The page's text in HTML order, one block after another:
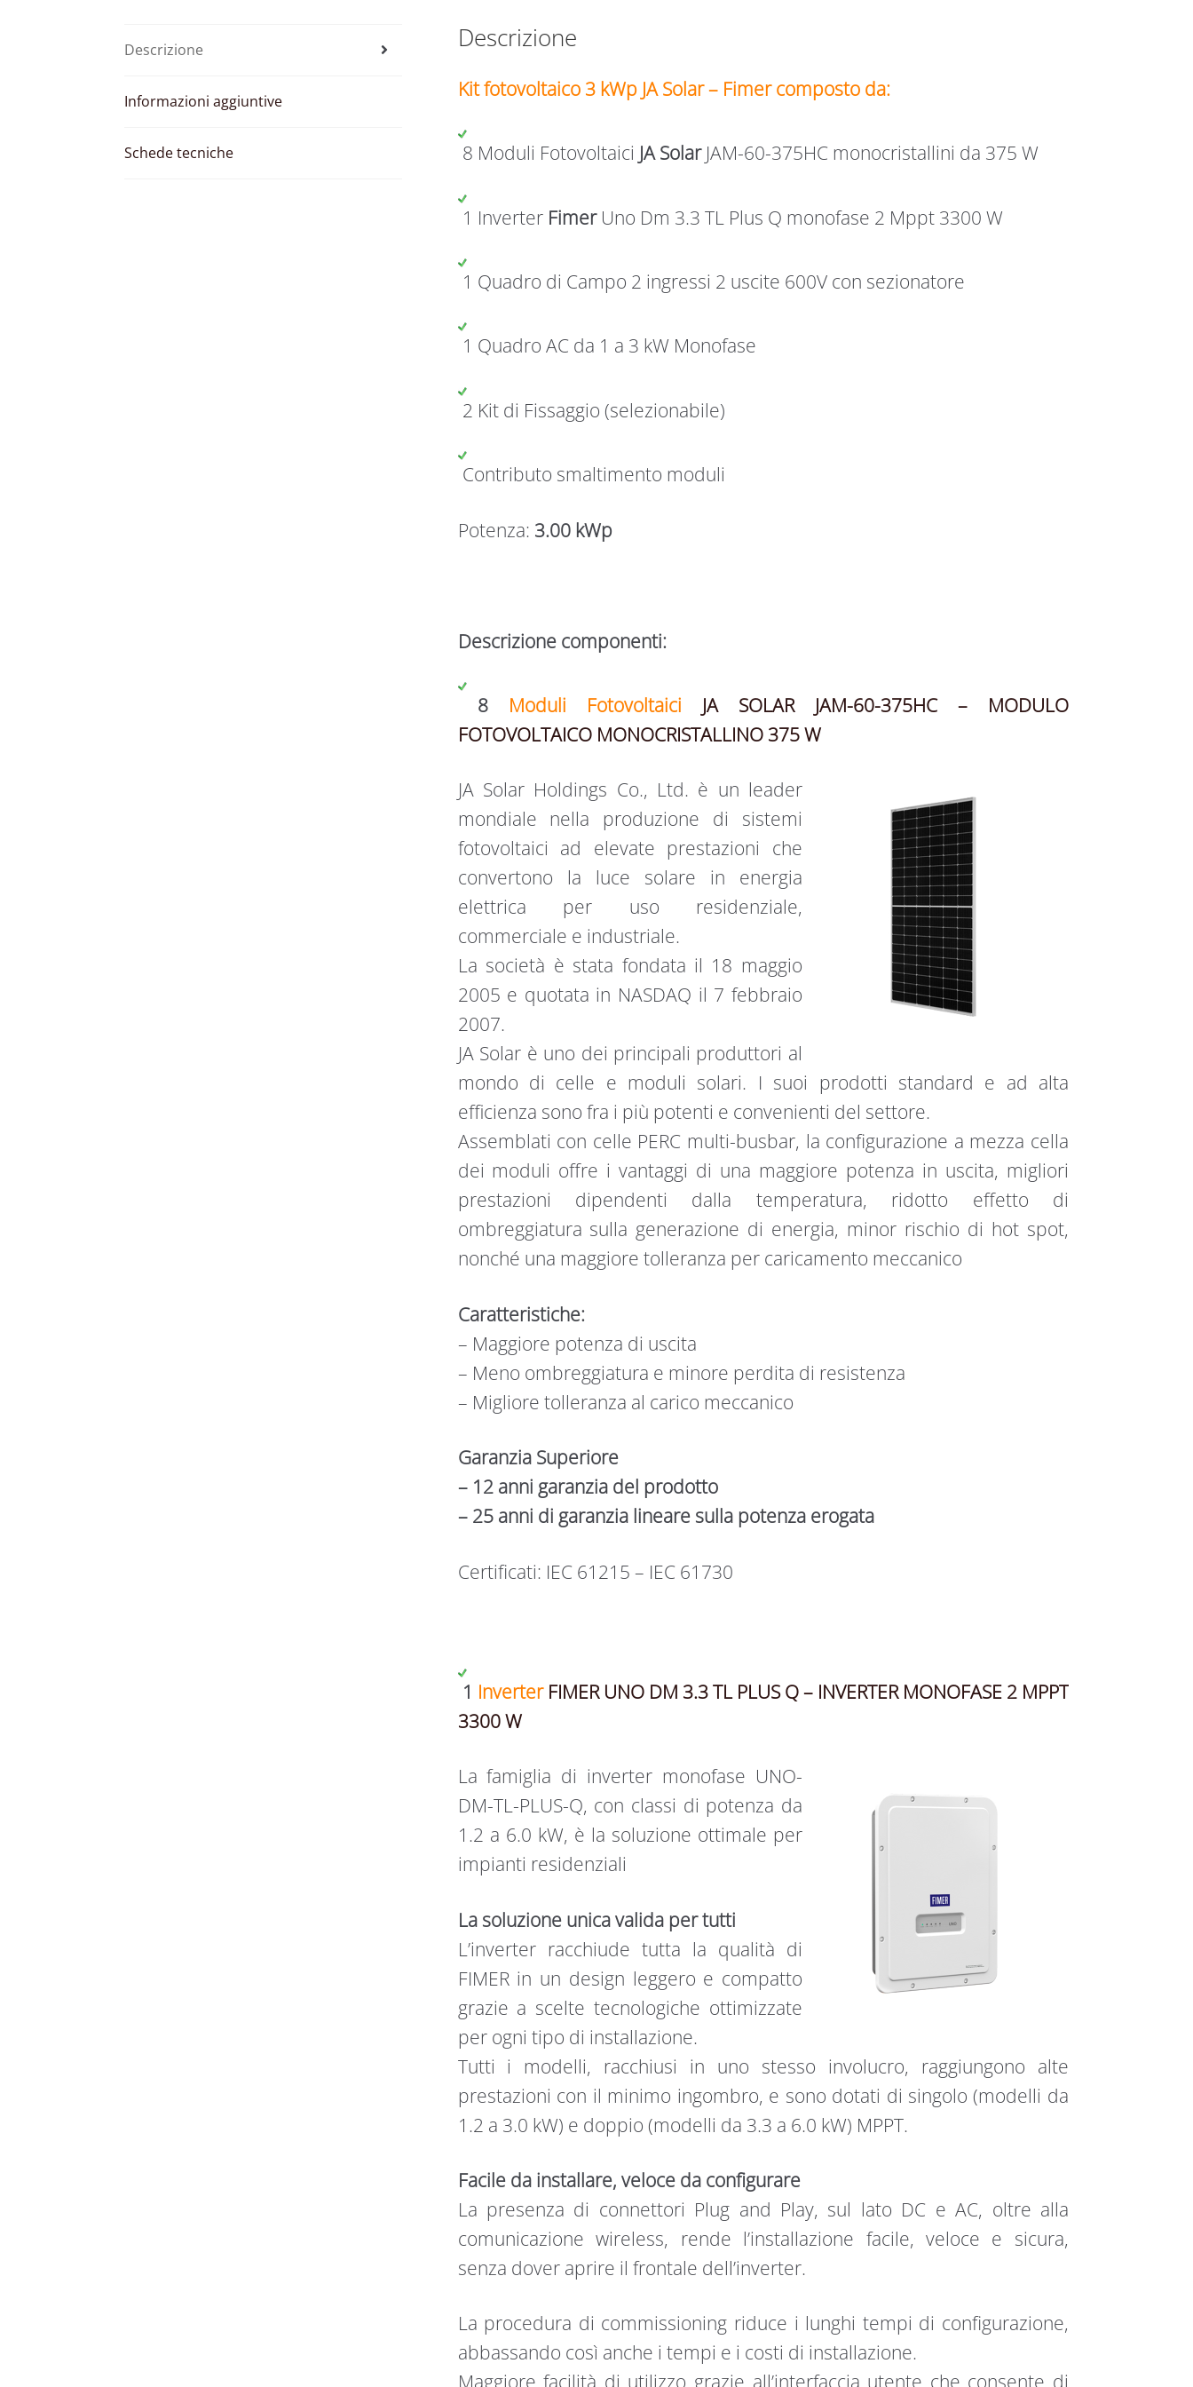
Descrizione
Informazioni aggiuntive
Schede tecniche
Descrizione
Kit fotovoltaico 3 kWp JA Solar – Fimer composto da:
8 Moduli Fotovoltaici JA SolarJAM-60-375HC monocristallini da 375 W
1 Inverter FimerUno Dm 3.3 TL Plus Q monofase 2 Mppt 3300 W
1 Quadro di Campo 2 ingressi 2 uscite 600V con sezionatore
1 Quadro AC da 1 a 3 kW Monofase
2 Kit di Fissaggio (selezionabile)
Contributo smaltimento moduli
Potenza: 3.00 kWp
Descrizione componenti:
8 Moduli Fotovoltaici
JA SOLAR JAM-60-375HC – MODULO
FOTOVOLTAICO MONOCRISTALLINO 375 W
JA Solar Holdings Co., Ltd. è un leader
mondiale nella produzione di sistemi
fotovoltaici ad elevate prestazioni che
convertono la luce solare in energia
elettrica per uso residenziale,
commerciale e industriale.
La società è stata fondata il 18 maggio
2005 e quotata in NASDAQ il 7 febbraio
2007.
JA Solar è uno dei principali produttori al
mondo di celle e moduli solari. I suoi prodotti standard e ad alta
efficienza sono fra i più potenti e convenienti del settore.
Assemblati con celle PERC multi-busbar, la configurazione a mezza cella
dei moduli offre i vantaggi di una maggiore potenza in uscita, migliori
prestazioni dipendenti dalla temperatura, ridotto effetto di
ombreggiatura sulla generazione di energia, minor rischio di hot spot,
nonché una maggiore tolleranza per caricamento meccanico
Caratteristiche:
– Maggiore potenza di uscita
– Meno ombreggiatura e minore perdita di resistenza
– Migliore tolleranza al carico meccanico
Garanzia Superiore
– 12 anni garanzia del prodotto
– 25 anni di garanzia lineare sulla potenza erogata
Certificati: IEC 61215 – IEC 61730
1 Inverter FIMER UNO DM 3.3 TL PLUS Q – INVERTER MONOFASE 2 MPPT
3300 W
La famiglia di inverter monofase UNO-
DM-TL-PLUS-Q, con classi di potenza da
1.2 a 6.0 kW, è la soluzione ottimale per
impianti residenziali
La soluzione unica valida per tutti
L’inverter racchiude tutta la qualità di
FIMER in un design leggero e compatto
grazie a scelte tecnologiche ottimizzate
per ogni tipo di installazione.
Tutti i modelli, racchiusi in uno stesso involucro, raggiungono alte
prestazioni con il minimo ingombro, e sono dotati di singolo (modelli da
1.2 a 3.0 kW) e doppio (modelli da 3.3 a 6.0 kW) MPPT.
Facile da installare, veloce da configurare
La presenza di connettori Plug and Play, sul lato DC e AC, oltre alla
comunicazione wireless, rende l’installazione facile, veloce e sicura,
senza dover aprire il frontale dell’inverter.
La procedura di commissioning riduce i lunghi tempi di configurazione,
abbassando così anche i tempi e i costi di installazione.
Maggiore facilità di utilizzo grazie all’interfaccia utente che consente di